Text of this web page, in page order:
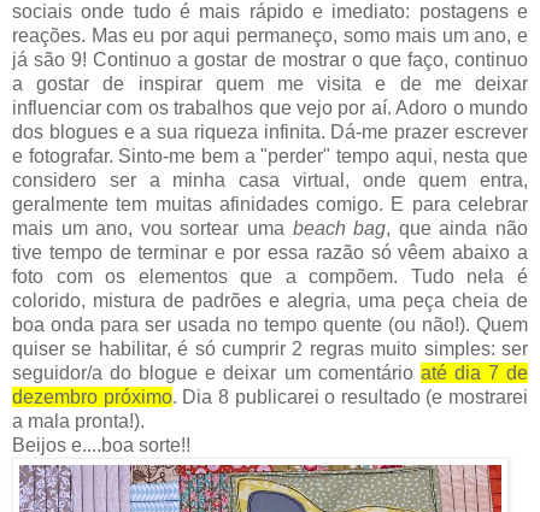
sociais onde tudo é mais rápido e imediato: postagens e
reações. Mas eu por aqui permaneço, somo mais um ano, e
já são 9! Continuo a gostar de mostrar o que faço, continuo
a gostar de inspirar quem me visita e de me deixar
influenciar com os trabalhos que vejo por aí. Adoro o mundo
dos blogues e a sua riqueza infinita. Dá-me prazer escrever
e fotografar. Sinto-me bem a "perder" tempo aqui, nesta que
considero ser a minha casa virtual, onde quem entra,
geralmente tem muitas afinidades comigo. E para celebrar
mais um ano, vou sortear uma beach bag, que ainda não
tive tempo de terminar e por essa razão só vêem abaixo a
foto com os elementos que a compõem. Tudo nela é
colorido, mistura de padrões e alegria, uma peça cheia de
boa onda para ser usada no tempo quente (ou não!). Quem
quiser se habilitar, é só cumprir 2 regras muito simples: ser
seguidor/a do blogue e deixar um comentário até dia 7 de
dezembro próximo. Dia 8 publicarei o resultado (e mostrarei
a mala pronta!).
Beijos e....boa sorte!!